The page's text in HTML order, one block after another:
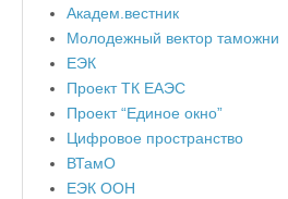
Академ.вестник
Молодежный вектор таможни
ЕЭК
Проект ТК ЕАЭС
Проект “Единое окно”
Цифровое пространство
ВТамО
ЕЭК ООН